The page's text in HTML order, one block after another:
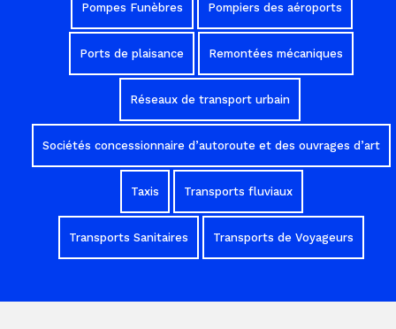
Pompes Funèbres Pompiers des aéroports
Ports de plaisance Remontées mécaniques
Réseaux de transport urbain
Sociétés concessionnaire d’autoroute et des ouvrages d’art
Taxis Transports fluviaux
Transports Sanitaires Transports de Voyageurs